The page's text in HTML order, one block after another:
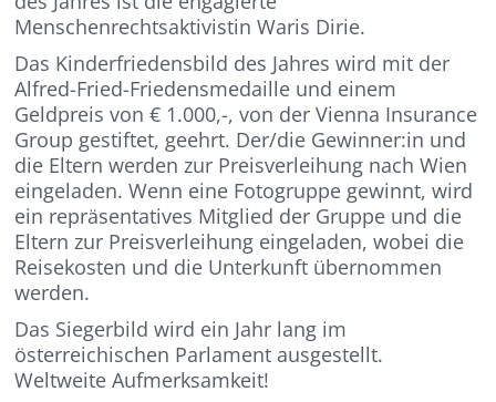
Menschenrechtsaktivistin Waris Dirie.
Das Kinderfriedensbild des Jahres wird mit der
Alfred-Fried-Friedensmedaille und einem
Geldpreis von € 1.000,-, von der Vienna Insurance
Group gestiftet, geehrt. Der/die Gewinner:in und
die Eltern werden zur Preisverleihung nach Wien
eingeladen. Wenn eine Fotogruppe gewinnt, wird
ein repräsentatives Mitglied der Gruppe und die
Eltern zur Preisverleihung eingeladen, wobei die
Reisekosten und die Unterkunft übernommen
werden.
Das Siegerbild wird ein Jahr lang im
österreichischen Parlament ausgestellt.
Weltweite Aufmerksamkeit!